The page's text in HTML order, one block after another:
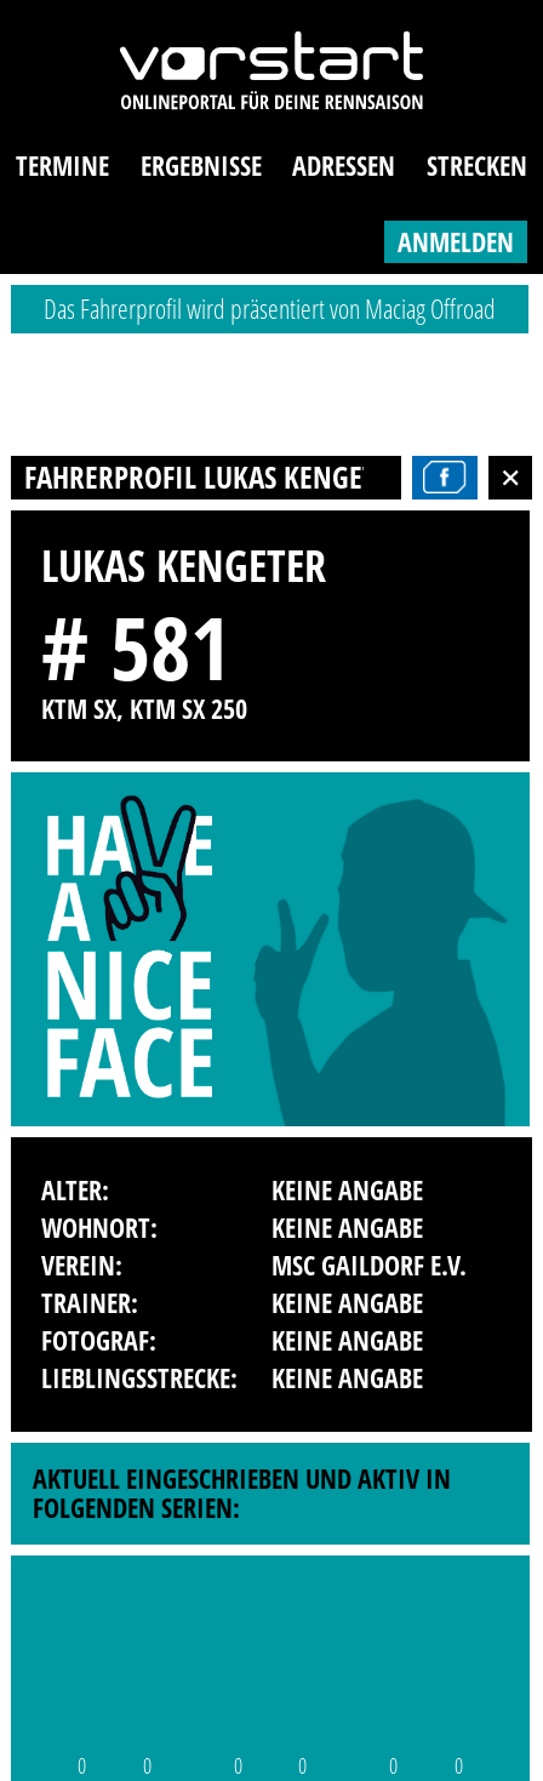
TERMINE ERGEBNISSE ADRESSEN STRECKEN
ANMELDEN
Das Fahrerprofil wird präsentiert von Maciag Offroad
FAHRERPROFIL LUKAS KENGETER
LUKAS KENGETER
# 581
KTM SX, KTM SX 250
ALTER:
KEINE ANGABE
WOHNORT:
KEINE ANGABE
VEREIN:
MSC GAILDORF E.V.
TRAINER:
KEINE ANGABE
FOTOGRAF:
KEINE ANGABE
LIEBLINGSSTRECKE:
KEINE ANGABE
AKTUELL EINGESCHRIEBEN UND AKTIV IN
FOLGENDEN SERIEN:
0
0
0
0
0
0